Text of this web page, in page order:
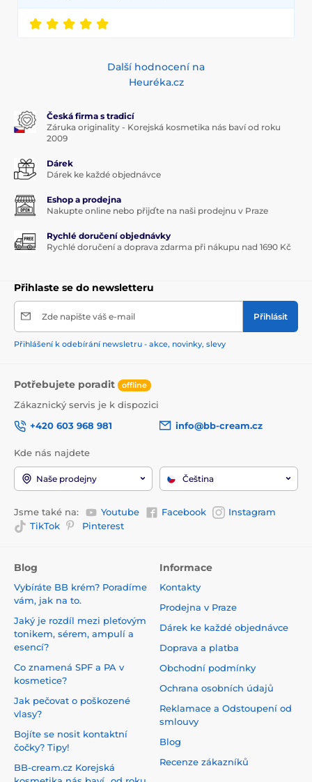
Další hodnocení na
Heuréka.cz
Česká firma s tradicí
Záruka originality - Korejská kosmetika nás baví od roku
2009
Dárek
Dárek ke každé objednávce
Eshop a prodejna
Nakupte online nebo přijďte na naši prodejnu v Praze
Rychlé doručení objednávky
Rychlé doručení a doprava zdarma při nákupu nad 1690 Kč
Přihlaste se do newsletteru
Zde napište váš e-mail Přihlásit
Přihlášení k odebírání newsletru - akce, novinky, slevy
Potřebujete poradit offline
Zákaznický servis je k dispozici
+420 603 968 981
info@bb-cream.cz
Kde nás najdete
Naše prodejny Čeština
Jsme také na: Youtube Facebook
Instagram
TikTok
Pinterest
Blog
Vybíráte BB krém? Poradíme
vám, jak na to.
Jaký je rozdíl mezi pleťovým
tonikem, sérem, ampulí a
esencí?
Co znamená SPF a PA v
kosmetice?
Jak pečovat o poškozené
vlasy?
Bojíte se nosit kontaktní
čočky? Tipy!
BB-cream.cz Korejská
Informace
Kontakty
Prodejna v Praze
Dárek ke každé objednávce
Doprava a platba
Obchodní podmínky
Ochrana osobních údajů
Reklamace a Odstoupení od
smlouvy
Blog
Recenze zákazníků